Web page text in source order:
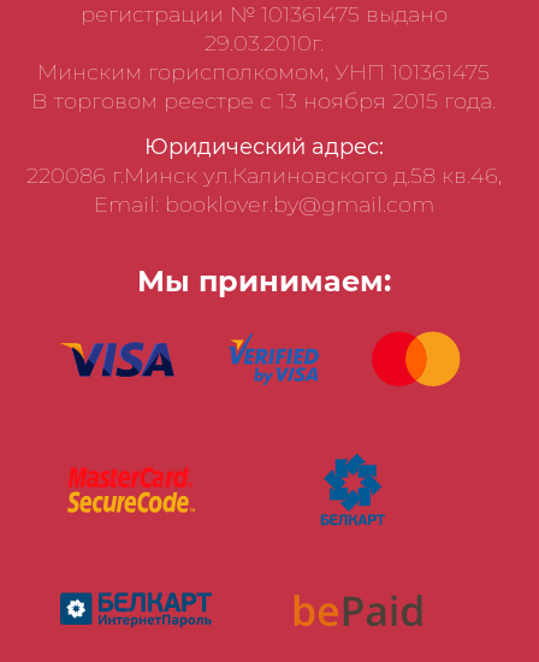
регистрации № 101361475 выдано
29.03.2010г.
Минским горисполкомом, УНП 101361475
В торговом реестре с 13 ноября 2015 года.
Юридический адрес:
220086 г.Минск ул.Калиновского д.58 кв.46,
Email: booklover.by@gmail.com
Мы принимаем: